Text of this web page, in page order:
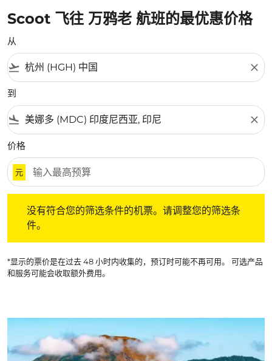
Scoot 飞往 万鸦老 航班的最优惠价格
从
flight_takeoff close
到
flight_land close
价格
元
没有符合您的筛选条件的机票。请调整您的筛选条
件。
*显示的票价是在过去 48 小时内收集的，预订时可能不再可用。 可选产品
和服务可能会收取额外费用。